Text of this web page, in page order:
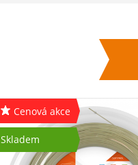
Cenová akce
Skladem